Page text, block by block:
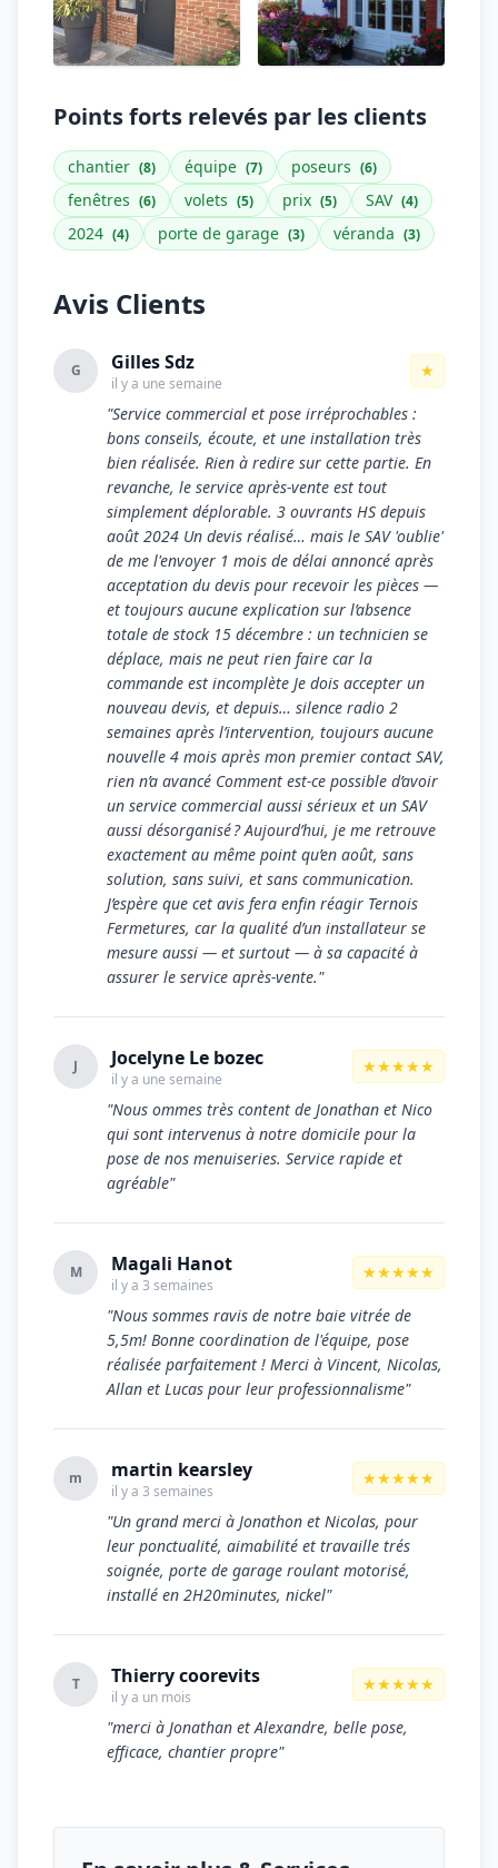
Points forts relevés par les clients
chantier (8) équipe (7) poseurs (6)
fenêtres (6) volets (5) prix (5) SAV (4)
2024 (4) porte de garage (3) véranda (3)
Avis Clients
G Gilles Sdz
il y a une semaine
★
"Service commercial et pose irréprochables :
bons conseils, écoute, et une installation très
bien réalisée. Rien à redire sur cette partie. En
revanche, le service après‑vente est tout
simplement déplorable. 3 ouvrants HS depuis
août 2024 Un devis réalisé… mais le SAV 'oublie'
de me l'envoyer 1 mois de délai annoncé après
acceptation du devis pour recevoir les pièces —
et toujours aucune explication sur l’absence
totale de stock 15 décembre : un technicien se
déplace, mais ne peut rien faire car la
commande est incomplète Je dois accepter un
nouveau devis, et depuis… silence radio 2
semaines après l’intervention, toujours aucune
nouvelle 4 mois après mon premier contact SAV,
rien n’a avancé Comment est‑ce possible d’avoir
un service commercial aussi sérieux et un SAV
aussi désorganisé ? Aujourd’hui, je me retrouve
exactement au même point qu’en août, sans
solution, sans suivi, et sans communication.
J’espère que cet avis fera enfin réagir Ternois
Fermetures, car la qualité d’un installateur se
mesure aussi — et surtout — à sa capacité à
assurer le service après‑vente."
J Jocelyne Le bozec
il y a une semaine
★★★★★
"Nous ommes très content de Jonathan et Nico
qui sont intervenus à notre domicile pour la
pose de nos menuiseries. Service rapide et
agréable"
M Magali Hanot
il y a 3 semaines
★★★★★
"Nous sommes ravis de notre baie vitrée de
5,5m! Bonne coordination de l'équipe, pose
réalisée parfaitement ! Merci à Vincent, Nicolas,
Allan et Lucas pour leur professionnalisme"
m martin kearsley
il y a 3 semaines
★★★★★
"Un grand merci à Jonathon et Nicolas, pour
leur ponctualité, aimabilité et travaille trés
soignée, porte de garage roulant motorisé,
installé en 2H20minutes, nickel"
T Thierry coorevits
il y a un mois
★★★★★
"merci à Jonathan et Alexandre, belle pose,
efficace, chantier propre"